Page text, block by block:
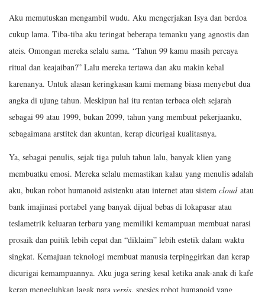
Aku memutuskan mengambil wudu. Aku mengerjakan Isya dan berdoa
cukup lama. Tiba-tiba aku teringat beberapa temanku yang agnostis dan
ateis. Omongan mereka selalu sama. “Tahun 99 kamu masih percaya
ritual dan keajaiban?” Lalu mereka tertawa dan aku makin kebal
karenanya. Untuk alasan keringkasan kami memang biasa menyebut dua
angka di ujung tahun. Meskipun hal itu rentan terbaca oleh sejarah
sebagai 99 atau 1999, bukan 2099, tahun yang membuat pekerjaanku,
sebagaimana arstitek dan akuntan, kerap dicurigai kualitasnya.
Ya, sebagai penulis, sejak tiga puluh tahun lalu, banyak klien yang
membuatku emosi. Mereka selalu memastikan kalau yang menulis adalah
aku, bukan robot humanoid asistenku atau internet atau sistem cloudatau
bank imajinasi portabel yang banyak dijual bebas di lokapasar atau
teslametrik keluaran terbaru yang memiliki kemampuan membuat narasi
prosaik dan puitik lebih cepat dan “diklaim” lebih estetik dalam waktu
singkat. Kemajuan teknologi membuat manusia terpinggirkan dan kerap
dicurigai kemampuannya. Aku juga sering kesal ketika anak-anak di kafe
kerap mengeluhkan lagak para versis, spesies robot humanoid yang